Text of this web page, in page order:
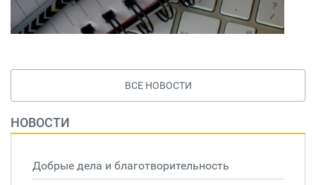
ВСЕ НОВОСТИ
НОВОСТИ
Добрые дела и благотворительность